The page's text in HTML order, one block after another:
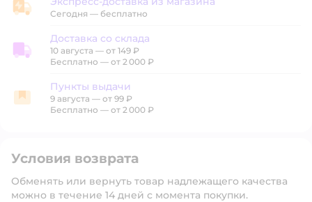
Экспресс-доставка из магазина
Сегодня — бесплатно
Доставка со склада
Доставка со склада
10 августа — от 149 ₽
Бесплатно — от 2 000 ₽
Пункты выдачи
Пункты выдачи
9 августа — от 99 ₽
Бесплатно — от 2 000 ₽
Условия возврата
Обменять или вернуть товар надлежащего качества
можно в течение 14 дней с момента покупки.